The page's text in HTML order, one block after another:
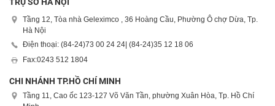
Tầng 12, Tòa nhà Geleximco , 36 Hoàng Cầu, Phường Ô chợ Dừa, Tp.
Hà Nội
Điện thoại: (84-24)73 00 24 24| (84-24)35 12 18 06
Fax:0243 512 1804
CHI NHÁNH TP.HỒ CHÍ MINH
Tầng 11, Cao ốc 123-127 Võ Văn Tần, phường Xuân Hòa, Tp. Hồ Chí